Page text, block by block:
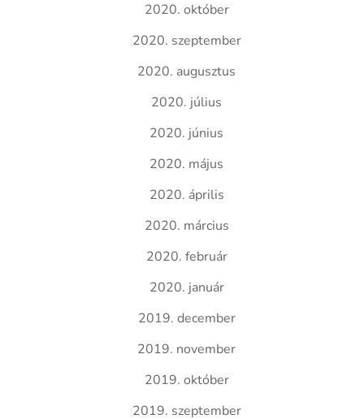
2020. október
2020. szeptember
2020. augusztus
2020. július
2020. június
2020. május
2020. április
2020. március
2020. február
2020. január
2019. december
2019. november
2019. október
2019. szeptember